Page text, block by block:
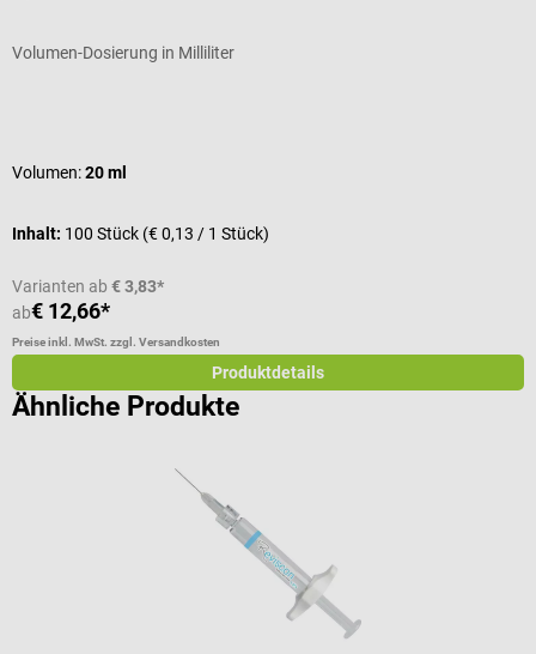
Volumen-Dosierung in Milliliter
Volumen:20 ml
Inhalt: 100 Stück (€ 0,13 / 1 Stück)
Varianten ab € 3,83*
ab€ 12,66*
Preise inkl. MwSt. zzgl. Versandkosten
Produktdetails
Ähnliche Produkte